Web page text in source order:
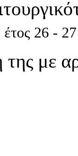
26 - 27
της με